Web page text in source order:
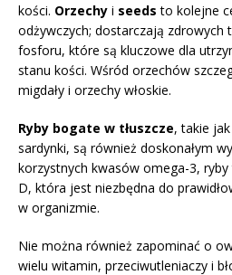
kości. Orzechy i seeds to kolejne
odżywczych; dostarczają zdrowych
fosforu, które są kluczowe dla
stanu kości. Wśród orzechów
migdały i orzechy włoskie.
Ryby bogate w tłuszcze, takie
sardynki, są również doskonałym
korzystnych kwasów omega-3,
D, która jest niezbędna do
w organizmie.
Nie można również zapominać o
wielu witamin, przeciwutleniaczy i